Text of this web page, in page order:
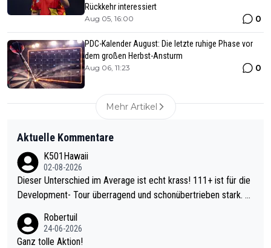
Rückkehr interessiert
Aug 05, 16:00 0
PDC-Kalender August: Die letzte ruhige Phase vor
dem großen Herbst-Ansturm
Aug 06, 11:23 0
Mehr Artikel
Aktuelle Kommentare
K501Hawaii
02-08-2026
Dieser Unterschied im Average ist echt krass! 111+ ist für die
Development- Tour überragend und schonübertrieben stark. U
mal 40+ erst recht. Da gewinnst keinen Blumentopf - ist ja noc
h krasser wie ein Pokalspiel eines Kreisligisten vs einem Bund
Robertuil
24-06-2026
Ganz tolle Aktion!